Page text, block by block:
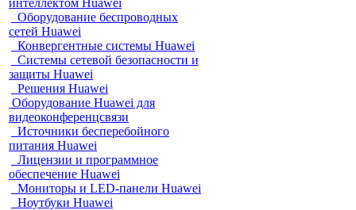
интеллектом Huawei
Оборудование беспроводных
сетей Huawei
Конвергентные системы Huawei
Системы сетевой безопасности и
защиты Huawei
Решения Huawei
Оборудование Huawei для
видеоконференцсвязи
Источники бесперебойного
питания Huawei
Лицензии и программное
обеспечение Huawei
Мониторы и LED-панели Huawei
Ноутбуки Huawei